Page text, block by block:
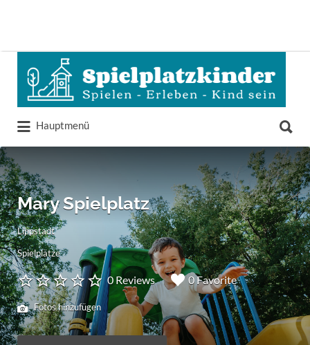
Suchen
nach:
Hauptmenü
nach:
Mary Spielplatz
Lippstadt
Spielplätze
0 Reviews 0 Favorite
Fotos hinzufügen